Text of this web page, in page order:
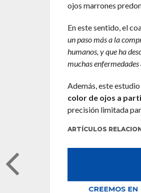
ojos marrones
En este sentido, el
un paso más a la
humanos, y que ha
muchas enfermedades
Además, este
color de ojos a
precisión limitada
ARTÍCULOS